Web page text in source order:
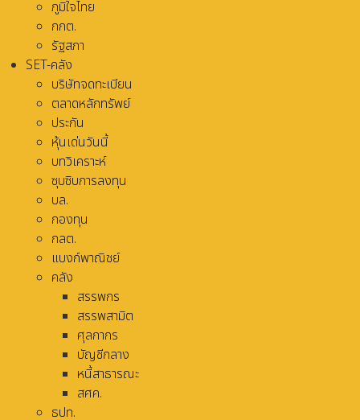
ภูมิใจไทย
กกต.
รัฐสภา
SET-คลัง
บริษัทจดทะเบียน
ตลาดหลักทรัพย์
ประกัน
หุ้นเด่นวันนี้
บทวิเคราะห์
ซุบซิบการลงทุน
บล.
กองทุน
กลต.
แบงก์พาณิชย์
คลัง
สรรพกร
สรรพสามิต
ศุลกากร
บัญชีกลาง
หนี้สาธารณะ
สศค.
ธปท.